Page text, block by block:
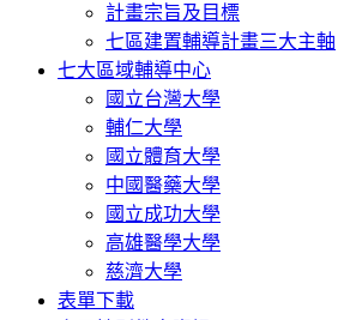
計畫宗旨及目標
七區建置輔導計畫三大主軸
七大區域輔導中心
國立台灣大學
輔仁大學
國立體育大學
中國醫藥大學
國立成功大學
高雄醫學大學
慈濟大學
表單下載